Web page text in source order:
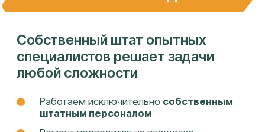
Федора Лузана, 6
ПН-ПТ 9:00 - 19:00, СБ 10:00 - 15:00